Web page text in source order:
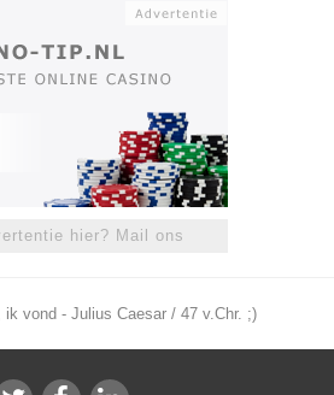
hier? Mail ons
ik vond - Julius Caesar / 47 v.Chr. ;)